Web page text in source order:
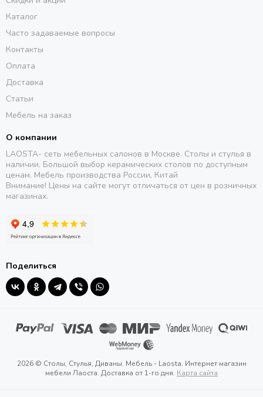
Каталог
Часто задаваемые вопросы
Контакты
Оплата
Доставка
Статьи
Мебель на заказ
О компании
LAOSTA- сеть мебельных салонов в Москве. Столы и стулья в
наличии. Большой выбор керамических столов по доступным
ценам. Мебель производства России, Китай
Внимание! Цены на сайте могут отличаться от цен в розничных
магазинах.
Поделиться
2026 © Столы, Стулья, Диваны. Мебель - Laosta. Интернет магазин
мебели Лаоста. Доставка от 1-го дня. Карта сайта